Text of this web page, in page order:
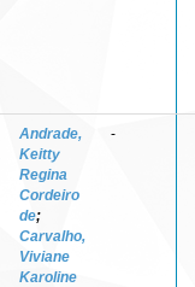
Andrade,
Keitty
Regina
Cordeiro
de;
Carvalho,
Viviane
Karoline
-